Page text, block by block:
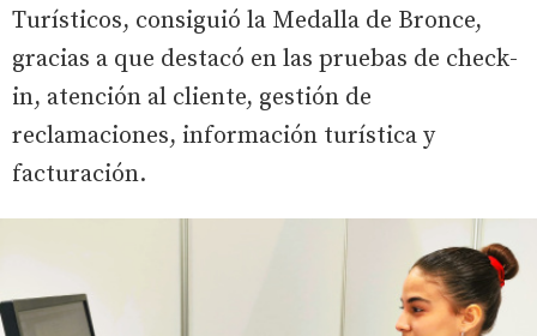
Turísticos, consiguió la Medalla de Bronce,
gracias a que destacó en las pruebas de check-
in, atención al cliente, gestión de
reclamaciones, información turística y
facturación.